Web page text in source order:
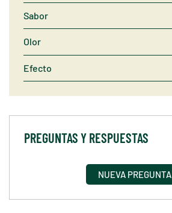
Sabor
Olor
Efecto
PREGUNTAS Y RESPUESTAS
NUEVA PREGUNTA